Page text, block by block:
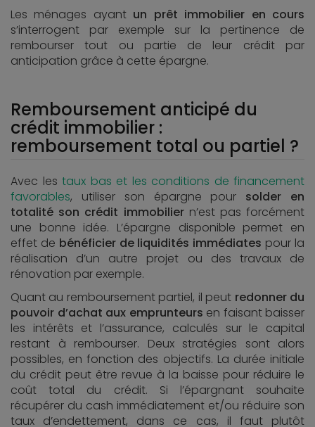
Les ménages ayant un prêt immobilier en cours
s’interrogent par exemple sur la pertinence de
rembourser tout ou partie de leur crédit par
anticipation grâce à cette épargne.
Remboursement anticipé du
crédit immobilier :
remboursement total ou partiel ?
Avec les taux bas et les conditions de financement
favorables, utiliser son épargne pour solder en
totalité son crédit immobiliern’est pas forcément
une bonne idée. L’épargne disponible permet en
effet de bénéficier de liquidités immédiates pour la
réalisation d’un autre projet ou des travaux de
rénovation par exemple.
Quant au remboursement partiel, il peut redonner du
pouvoir d’achat aux emprunteurs en faisant baisser
les intérêts et l’assurance, calculés sur le capital
restant à rembourser. Deux stratégies sont alors
possibles, en fonction des objectifs. La durée initiale
du crédit peut être revue à la baisse pour réduire le
coût total du crédit. Si l’épargnant souhaite
récupérer du cash immédiatement et/ou réduire son
taux d’endettement, dans ce cas, il faut plutôt